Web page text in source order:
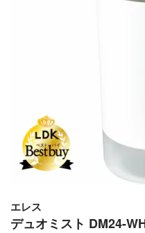
エレス
デュオミスト DM24-